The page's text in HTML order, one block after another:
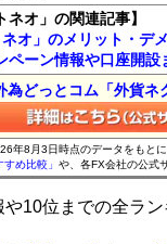
ネオ」の関連記事】
オ」のメリット・デ
ーン情報や口座開設
為どっとコム「外貨ネ
年8月3日時点のデータをもと
すめ比較」 や、各FX会社の公式
10位までの全ラ